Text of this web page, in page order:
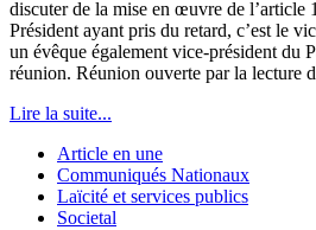
discuter de la mise en œuvre de l’article
Président ayant pris du retard, c’est le
un évêque également vice-président du
réunion. Réunion ouverte par la lecture
Lire la suite...
Article en une
Communiqués Nationaux
Laïcité et services publics
Societal